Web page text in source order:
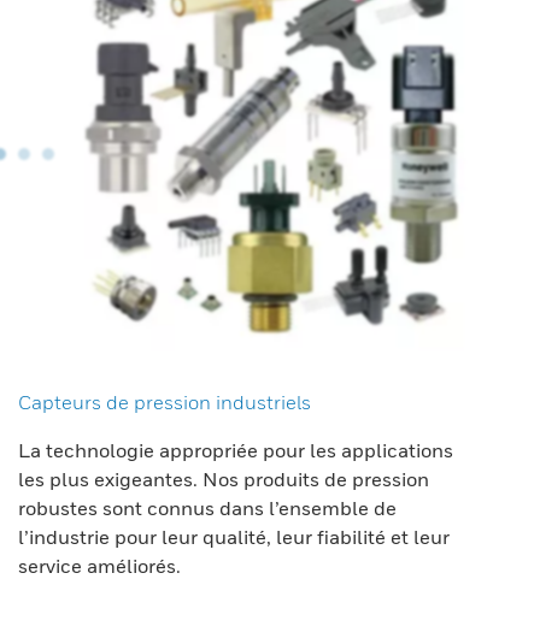
Capteurs de pression industriels
La technologie appropriée pour les applications
les plus exigeantes. Nos produits de pression
robustes sont connus dans l’ensemble de
l’industrie pour leur qualité, leur fiabilité et leur
service améliorés.